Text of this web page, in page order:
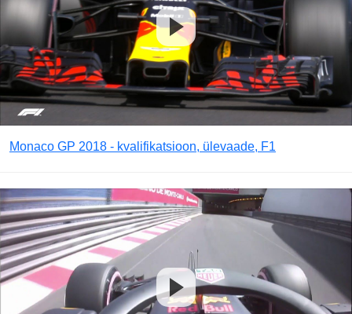
Monaco GP 2018 - kvalifikatsioon, ülevaade, F1